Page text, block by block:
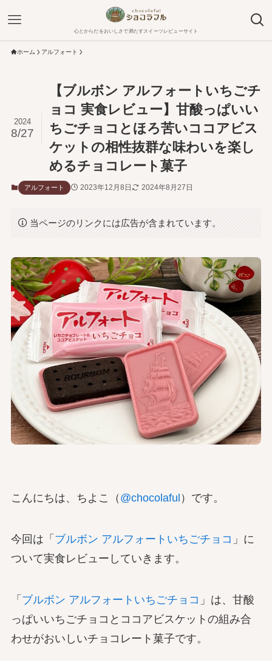
心とからだをおいしさで満たすスイーツレビューサイト
ホーム アルフォート
【ブルボン アルフォートいちごチ
ョコ 実食レビュー】甘酸っぱいい
ちごチョコとほろ苦いココアビス
ケットの相性抜群な味わいを楽し
めるチョコレート菓子
2024
8/27
アルフォート 2023年12月8日 2024年8月27日
当ページのリンクには広告が含まれています。
こんにちは、ちよこ（ @chocolaful ）です。
今回は「 ブルボン アルフォートいちごチョコ 」に
ついて実食レビューしていきます。
「 ブルボン アルフォートいちごチョコ 」は、甘酸
っぱいいちごチョコとココアビスケットの組み合
わせがおいしいチョコレート菓子です。